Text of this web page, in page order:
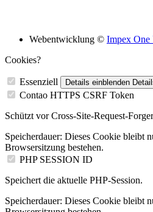
Webentwicklung © Impex One
Cookies?
Essenziell Details einblenden
Contao HTTPS CSRF Token
Schützt vor Cross-Site-Request-
Speicherdauer: Dieses Cookie bleibt
Browsersitzung bestehen.
PHP SESSION ID
Speichert die aktuelle PHP-Session.
Speicherdauer: Dieses Cookie bleibt